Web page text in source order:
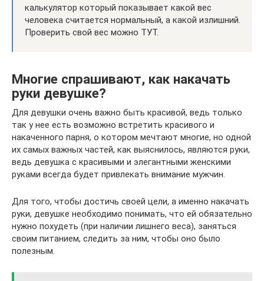
калькулятор который показывает какой вес
человека считается нормальный, а какой излишний.
Проверить свой вес можно ТУТ.
Многие спрашивают, как накачать
руки девушке?
Для девушки очень важно быть красивой, ведь только
так у нее есть возможно встретить красивого и
накаченного парня, о котором мечтают многие, но одной
их самых важных частей, как выяснилось, являются руки,
ведь девушка с красивыми и элегантными женскими
руками всегда будет привлекать внимание мужчин.
Для того, чтобы достичь своей цели, а именно накачать
руки, девушке необходимо понимать, что ей обязательно
нужно похудеть (при наличии лишнего веса), заняться
своим питанием, следить за ним, чтобы оно было
полезным.